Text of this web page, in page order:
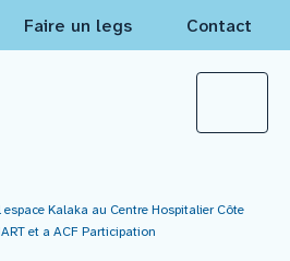
Faire un legs Contact
Kalaka au Centre Hospitalier Côte
et a ACF Participation